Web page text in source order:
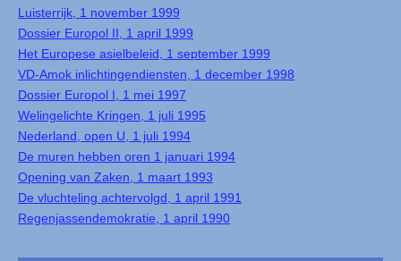
Luisterrijk, 1 november 1999
Dossier Europol II, 1 april 1999
Het Europese asielbeleid, 1 september 1999
VD-Amok inlichtingendiensten, 1 december 1998
Dossier Europol I, 1 mei 1997
Welingelichte Kringen, 1 juli 1995
Nederland, open U, 1 juli 1994
De muren hebben oren 1 januari 1994
Opening van Zaken, 1 maart 1993
De vluchteling achtervolgd, 1 april 1991
Regenjassendemokratie, 1 april 1990